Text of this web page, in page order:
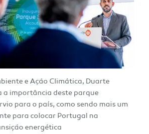
e Ação Climática, Duarte
a importância deste parque
para o país, como sendo mais um
para colocar Portugal na
energética